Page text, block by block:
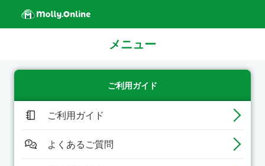
メニュー
ご利用ガイド
ご利用ガイド
よくあるご質問